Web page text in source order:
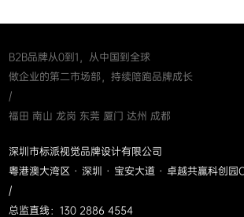
B2B品牌从0到1，从中国到全球
做企业的第二市场部，持续陪跑品牌成长
/
福田 南山 龙岗 东莞 厦门 达州 成都
深圳市标派视觉品牌设计有限公司
粤港澳大湾区 · 深圳 · 宝安大道 · 卓越共赢科创园
/
总监直线：130 2886 4554